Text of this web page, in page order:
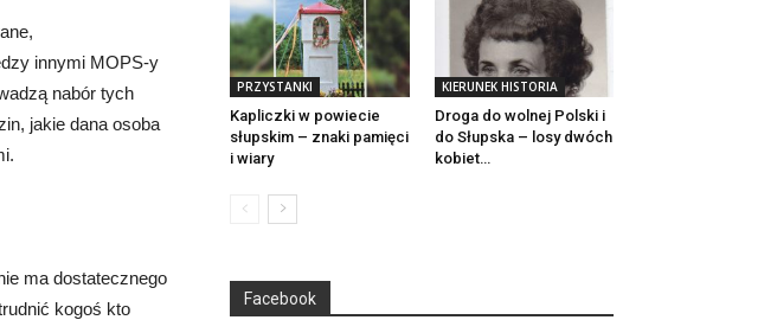
innymi MOPS-y
nabór tych
jakie dana osoba
ma dostatecznego
kogoś kto
PRZYSTANKI
Kapliczki w powiecie
słupskim – znaki pamięci
i wiary
KIERUNEK HISTORIA
Droga do wolnej Polski i
do Słupska – losy dwóch
kobiet…
Facebook